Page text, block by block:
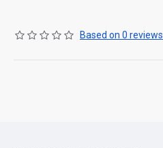
Based on 0 reviews.